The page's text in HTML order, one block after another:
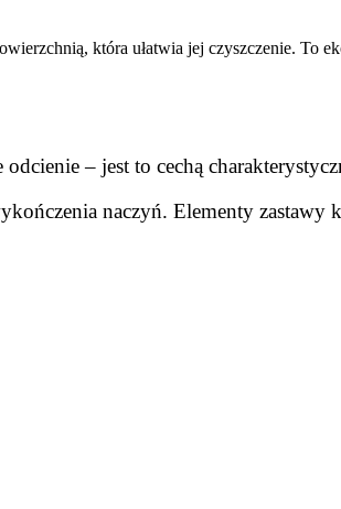
która ułatwia jej czyszczenie. To
– jest to cechą
naczyń. Elementy zastawy